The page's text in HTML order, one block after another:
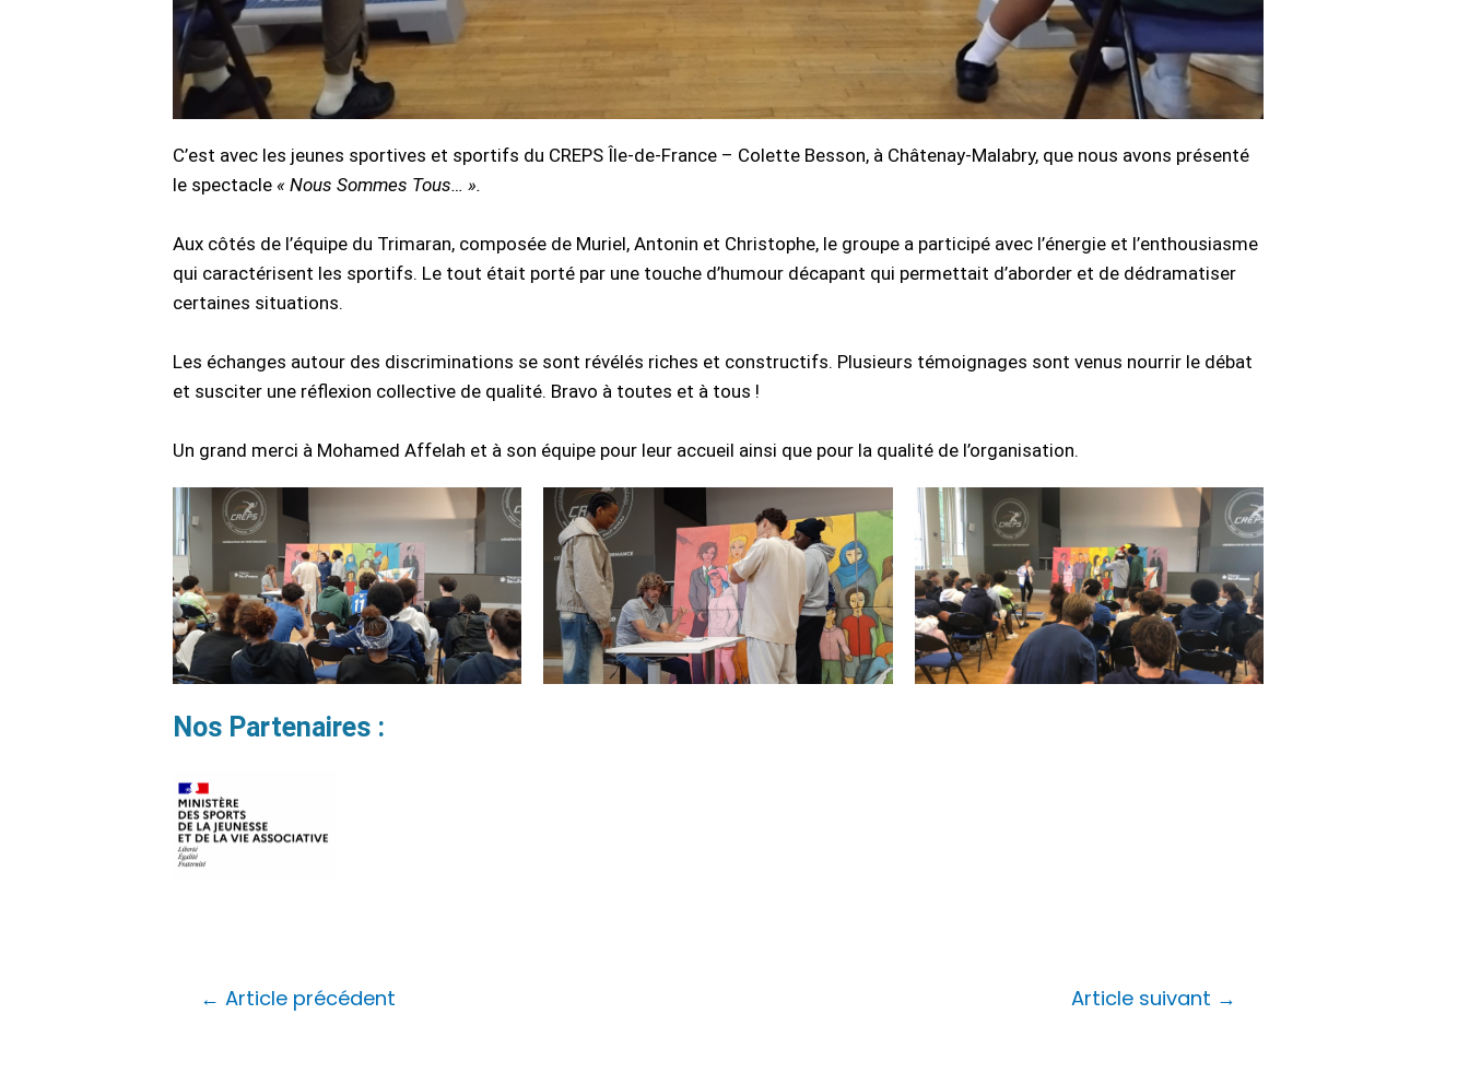
C’est avec les jeunes sportives et sportifs du CREPS Île-de-France – Colette Besson, à Châtenay-Malabry, que nous avons présenté
le spectacle « Nous Sommes Tous… ».
Aux côtés de l’équipe du Trimaran, composée de Muriel, Antonin et Christophe, le groupe a participé avec l’énergie et l’enthousiasme
qui caractérisent les sportifs. Le tout était porté par une touche d’humour décapant qui permettait d’aborder et de dédramatiser
certaines situations.
Les échanges autour des discriminations se sont révélés riches et constructifs. Plusieurs témoignages sont venus nourrir le débat
et susciter une réflexion collective de qualité. Bravo à toutes et à tous !
Un grand merci à Mohamed Affelah et à son équipe pour leur accueil ainsi que pour la qualité de l’organisation.
Nos Partenaires :
← Article précédent Article suivant →